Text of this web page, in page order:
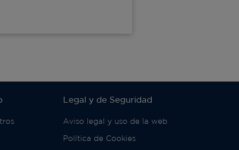
Legal y de Seguridad
Aviso legal y uso de la web
Política de Cookies